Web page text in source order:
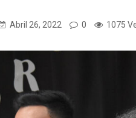
Abril 26, 2022 0 1075